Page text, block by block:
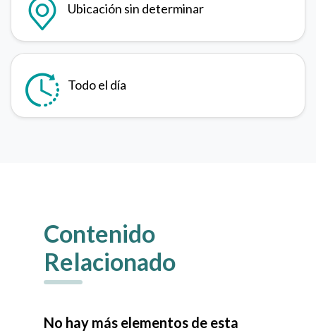
Ubicación sin determinar
Todo el día
Contenido
Relacionado
No hay más elementos de esta